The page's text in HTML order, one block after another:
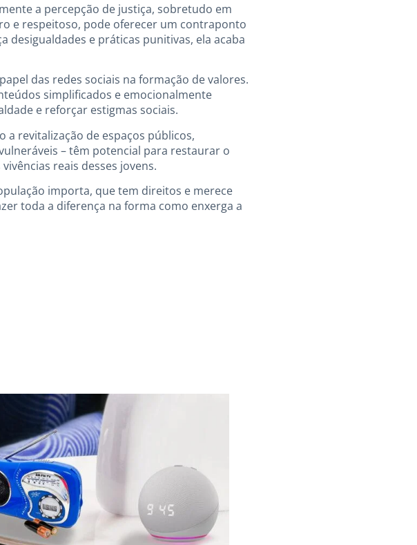
a percepção de justiça, sobretudo em
e respeitoso, pode oferecer um contraponto
desigualdades e práticas punitivas, ela acaba
das redes sociais na formação de valores.
simplificados e emocionalmente
e reforçar estigmas sociais.
a revitalização de espaços públicos,
– têm potencial para restaurar o
reais desses jovens.
importa, que tem direitos e merece
toda a diferença na forma como enxerga a